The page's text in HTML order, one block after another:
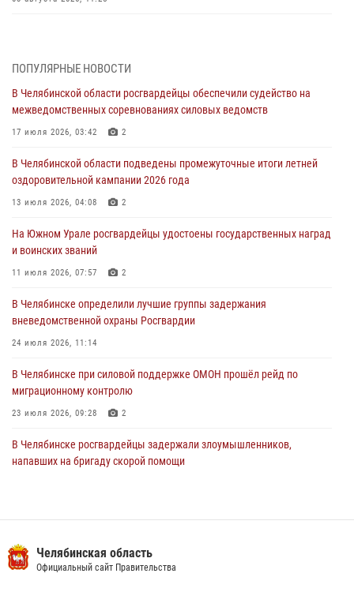
03 августа 2026, 09:22 1
Авиация Росгвардии совершила более 250 санитарных вылетов в
Донецкой Народной Республике
31 июля 2026, 11:33
Росгвардия обеспечивает безопасность граждан на южном
направлении
31 июля 2026, 11:32
В Уральском округе Росгвардии состоялось заседание
оперативного штаба
30 июля 2026, 10:53
ПОПУЛЯРНЫЕ НОВОСТИ
В Челябинской области росгвардейцы обеспечили судейство на
межведомственных соревнованиях силовых ведомств
17 июля 2026, 03:42 2
В Челябинской области подведены промежуточные итоги летней
оздоровительной кампании 2026 года
13 июля 2026, 04:08 2
На Южном Урале росгвардейцы удостоены государственных наград
и воинских званий
11 июля 2026, 07:57 2
В Челябинске определили лучшие группы задержания
вневедомственной охраны Росгвардии
24 июля 2026, 11:14
В Челябинске при силовой поддержке ОМОН прошёл рейд по
миграционному контролю
23 июля 2026, 09:28 2
В Челябинске росгвардейцы задержали злоумышленников,
напавших на бригаду скорой помощи
13 июля 2026, 03:02 5
Челябинская область
Официальный сайт Правительства